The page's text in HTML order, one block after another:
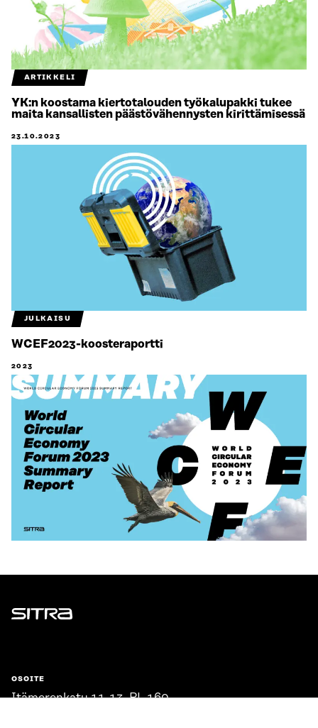
ARTIKKELI
YK:n koostama kiertotalouden työkalupakki tukee
maita kansallisten päästövähennysten kirittämisessä
23.10.2023
JULKAISU
WCEF2023-koosteraportti
2023
Sitra
OSOITE
Itämerenkatu 11-13, PL 160,